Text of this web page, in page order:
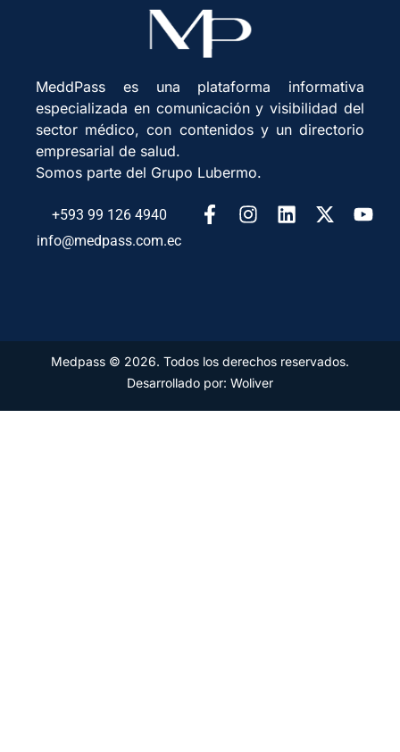
MeddPass es una plataforma informativa
especializada en comunicación y visibilidad del
sector médico, con contenidos y un directorio
empresarial de salud.
Somos parte del Grupo Lubermo.
+593 99 126 4940
info@medpass.com.ec
Medpass © 2026. Todos los derechos reservados.
Desarrollado por: Woliver